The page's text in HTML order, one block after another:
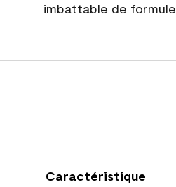
imbattable de
Caractéristique